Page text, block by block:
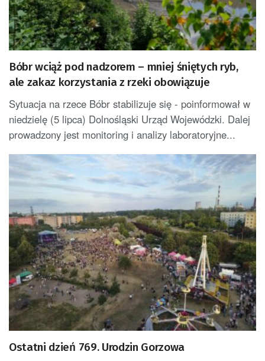
Bóbr wciąż pod nadzorem – mniej śniętych ryb,
ale zakaz korzystania z rzeki obowiązuje
Sytuacja na rzece Bóbr stabilizuje się - poinformował w
niedzielę (5 lipca) Dolnośląski Urząd Wojewódzki. Dalej
prowadzony jest monitoring i analizy laboratoryjne...
Ostatni dzień 769. Urodzin Gorzowa